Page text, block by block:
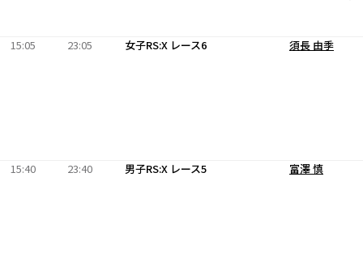
15:05 23:05 女子RS:X レース6 須長 由季
15:40 23:40 男子RS:X レース5 富澤 慎